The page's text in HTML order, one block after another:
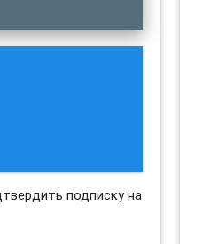
подписку на